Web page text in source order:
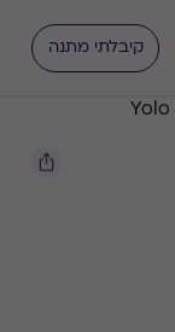
קיבלתי מתנה